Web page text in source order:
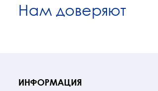
Нам доверяют
ИНФОРМАЦИЯ